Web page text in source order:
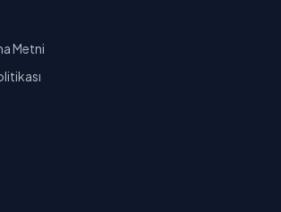
Metni